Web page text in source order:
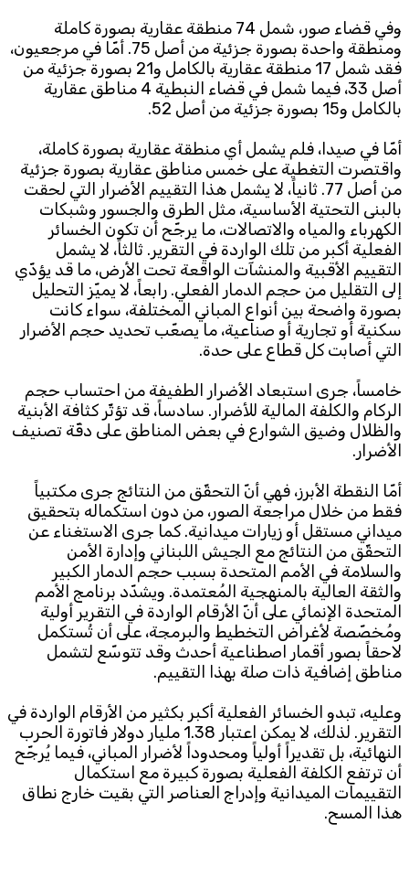
وفي قضاء صور، شمل 74 منطقة عقارية بصورة كاملة
ومنطقة واحدة بصورة جزئية من أصل 75. أمّا في مرجعيون،
فقد شمل 17 منطقة عقارية بالكامل و21 بصورة جزئية من
أصل 33، فيما شمل في قضاء النبطية 4 مناطق عقارية
بالكامل و15 بصورة جزئية من أصل 52.
أمّا في صيدا، فلم يشمل أي منطقة عقارية بصورة كاملة،
واقتصرت التغطية على خمس مناطق عقارية بصورة جزئية
من أصل 77. ثانياً، لا يشمل هذا التقييم الأضرار التي لحقت
بالبنى التحتية الأساسية، مثل الطرق والجسور وشبكات
الكهرباء والمياه والاتصالات، ما يرجّح أن تكون الخسائر
الفعلية أكبر من تلك الواردة في التقرير. ثالثاً، لا يشمل
التقييم الأقبية والمنشآت الواقعة تحت الأرض، ما قد يؤدّي
إلى التقليل من حجم الدمار الفعلي. رابعاً، لا يميّز التحليل
بصورة واضحة بين أنواع المباني المختلفة، سواء كانت
سكنية أو تجارية أو صناعية، ما يصعّب تحديد حجم الأضرار
التي أصابت كل قطاع على حدة.
خامساً، جرى استبعاد الأضرار الطفيفة من احتساب حجم
الركام والكلفة المالية للأضرار. سادساً، قد تؤثّر كثافة الأبنية
والظلال وضيق الشوارع في بعض المناطق على دقّة تصنيف
الأضرار.
أمّا النقطة الأبرز، فهي أنّ التحقّق من النتائج جرى مكتبياً
فقط من خلال مراجعة الصور، من دون استكماله بتحقيق
ميداني مستقل أو زيارات ميدانية. كما جرى الاستغناء عن
التحقّق من النتائج مع الجيش اللبناني وإدارة الأمن
والسلامة في الأمم المتحدة بسبب حجم الدمار الكبير
والثقة العالية بالمنهجية المُعتمدة. ويشدّد برنامج الأمم
المتحدة الإنمائي على أنّ الأرقام الواردة في التقرير أولية
ومُخصّصة لأغراض التخطيط والبرمجة، على أن تُستكمل
لاحقاً بصور أقمار اصطناعية أحدث وقد تتوسّع لتشمل
مناطق إضافية ذات صلة بهذا التقييم.
وعليه، تبدو الخسائر الفعلية أكبر بكثير من الأرقام الواردة في
التقرير. لذلك، لا يمكن اعتبار 1.38 مليار دولار فاتورة الحرب
النهائية، بل تقديراً أولياً ومحدوداً لأضرار المباني، فيما يُرجّح
أن ترتفع الكلفة الفعلية بصورة كبيرة مع استكمال
التقييمات الميدانية وإدراج العناصر التي بقيت خارج نطاق
هذا المسح.